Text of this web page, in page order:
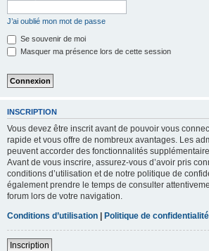
J’ai oublié mon mot de passe
Se souvenir de moi
Masquer ma présence lors de cette session
INSCRIPTION
Vous devez être inscrit avant de pouvoir vous
rapide et vous offre de nombreux avantages. Les
peuvent accorder des fonctionnalités
Avant de vous inscrire, assurez-vous d’avoir pris
conditions d’utilisation et de notre politique de
également prendre le temps de consulter
forum lors de votre navigation.
Conditions d’utilisation | Politique de confidentialité
Inscription